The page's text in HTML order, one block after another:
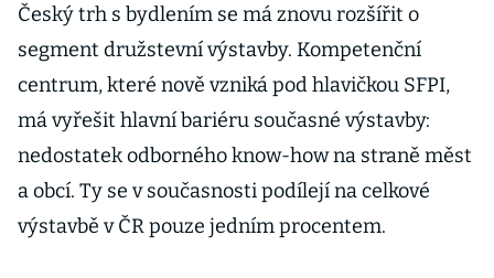
Český trh s bydlením se má znovu rozšířit o
segment družstevní výstavby. Kompetenční
centrum, které nově vzniká pod hlavičkou SFPI,
má vyřešit hlavní bariéru současné výstavby:
nedostatek odborného know-how na straně měst
a obcí. Ty se v současnosti podílejí na celkové
výstavbě v ČR pouze jedním procentem.